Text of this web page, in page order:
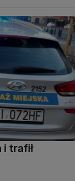
i trafił